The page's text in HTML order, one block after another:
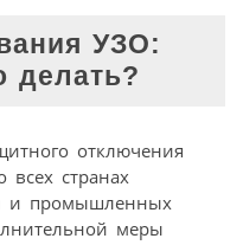
УЗО:
делать?
отключения
странах
и промышленных
меры